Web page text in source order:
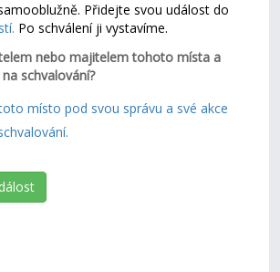
Přidejte svou událost do
Po schválení ji vystavíme.
nebo majitelem tohoto místa a
schvalování?
místo pod svou správu a své akce